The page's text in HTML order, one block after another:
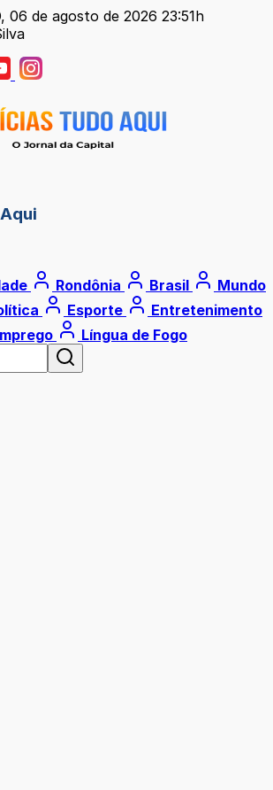
06 de agosto de 2026 23:51h
Rondônia Brasil
Mundo
Esporte
Entretenimento
Língua de Fogo